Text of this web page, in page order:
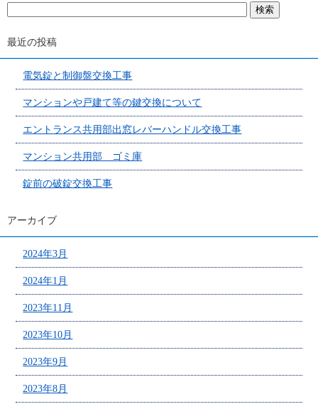
最近の投稿
電気錠と制御盤交換工事
マンションや戸建て等の鍵交換について
エントランス共用部出窓レバーハンドル交換工事
マンション共用部 ゴミ庫
錠前の破錠交換工事
アーカイブ
2024年3月
2024年1月
2023年11月
2023年10月
2023年9月
2023年8月